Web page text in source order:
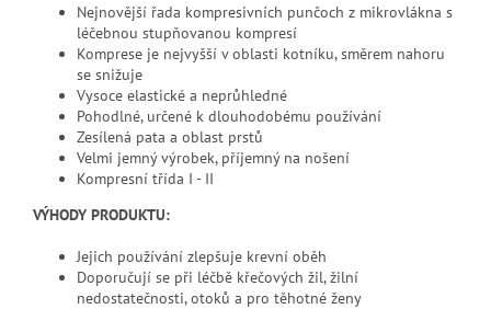
Nejnovější řada kompresivních punčoch z mikrovlákna s
léčebnou stupňovanou kompresí
Komprese je nejvyšší v oblasti kotníku, směrem nahoru
se snižuje
Vysoce elastické a neprůhledné
Pohodlné, určené k dlouhodobému používání
Zesílená pata a oblast prstů
Velmi jemný výrobek, příjemný na nošení
Kompresní třída I - II
VÝHODY PRODUKTU:
Jejich používání zlepšuje krevní oběh
Doporučují se při léčbě křečových žil, žilní
nedostatečnosti, otoků a pro těhotné ženy